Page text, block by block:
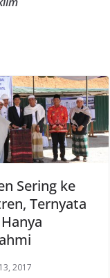
Sering ke
Ternyata
2017